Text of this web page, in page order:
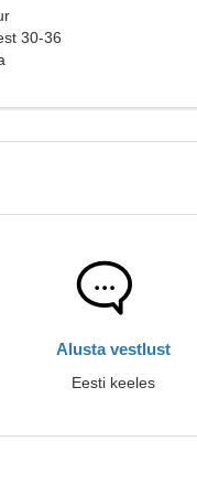
30-36
Alusta vestlust
Eesti keeles